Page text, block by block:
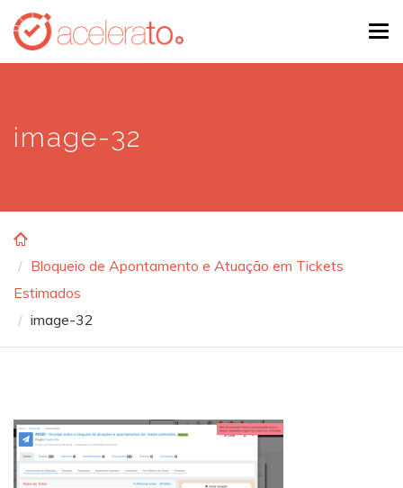
Skip
main
image-32
Bloqueio de Apontamento e Atuação em Tickets
Estimados
image-32